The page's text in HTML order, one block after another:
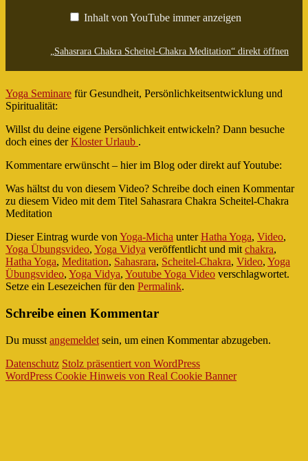
Inhalt von YouTube immer anzeigen
„Sahasrara Chakra Scheitel-Chakra Meditation“ direkt öffnen
Yoga Seminare für Gesundheit, Persönlichkeitsentwicklung und
Spiritualität:
Willst du deine eigene Persönlichkeit entwickeln? Dann besuche
doch eines derKloster Urlaub .
Kommentare erwünscht – hier im Blog oder direkt auf Youtube:
Was hältst du von diesem Video? Schreibe doch einen Kommentar
zu diesem Video mit dem Titel Sahasrara Chakra Scheitel-Chakra
Meditation
Dieser Eintrag wurde vonYoga-Micha unterHatha Yoga, Video,
Yoga Übungsvideo, Yoga Vidya veröffentlicht und mitchakra,
Hatha Yoga, Meditation, Sahasrara, Scheitel-Chakra, Video, Yoga
Übungsvideo, Yoga Vidya, Youtube Yoga Video verschlagwortet.
Setze ein Lesezeichen für den Permalink.
Schreibe einen Kommentar
Du musst angemeldet sein, um einen Kommentar abzugeben.
Datenschutz Stolz präsentiert von WordPress
WordPress Cookie Hinweis von Real Cookie Banner